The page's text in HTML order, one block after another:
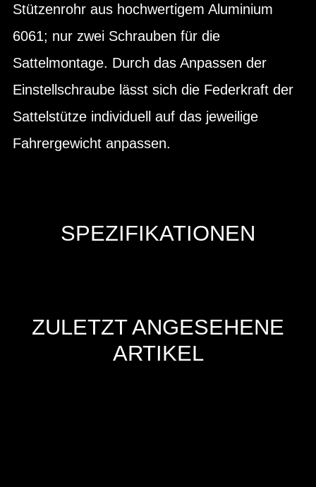
Stützenrohr aus hochwertigem Aluminium
6061; nur zwei Schrauben für die
Sattelmontage. Durch das Anpassen der
Einstellschraube lässt sich die Federkraft der
Sattelstütze individuell auf das jeweilige
Fahrergewicht anpassen.
SPEZIFIKATIONEN
ZULETZT ANGESEHENE
ARTIKEL